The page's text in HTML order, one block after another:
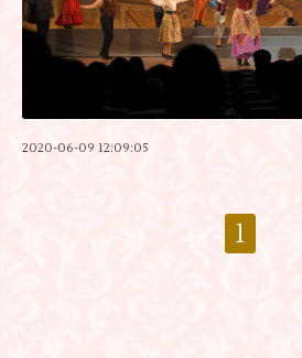
2020-06-09 12:09:05
1